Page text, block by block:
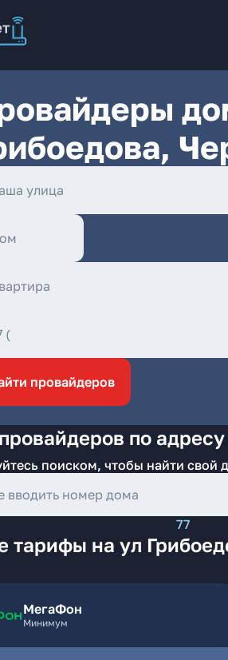
провайдеров
по
поиском, чтобы найти свой
77
тарифы на ул
МегаФон
Минимум